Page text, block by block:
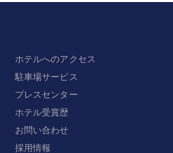
ホテルへのアクセス
駐車場サービス
プレスセンター
ホテル受賞歴
お問い合わせ
採用情報